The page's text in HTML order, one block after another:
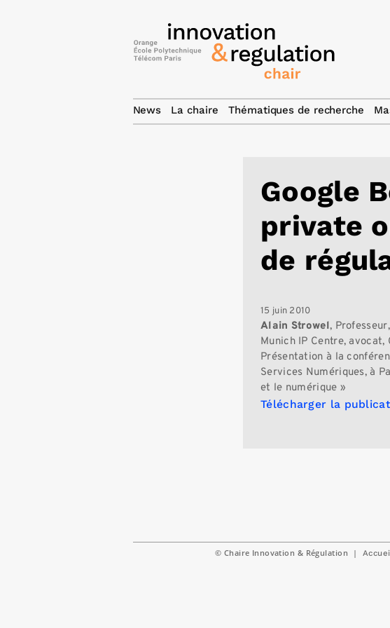
Google
private
de
15 juin 2010
Alain Strowel,
Munich IP Centre,
Présentation à la
Services Numériques, à
et le numérique »
Télécharger la
© Chaire Innovation & Régulation |
News La chaire Thématiques de recherche